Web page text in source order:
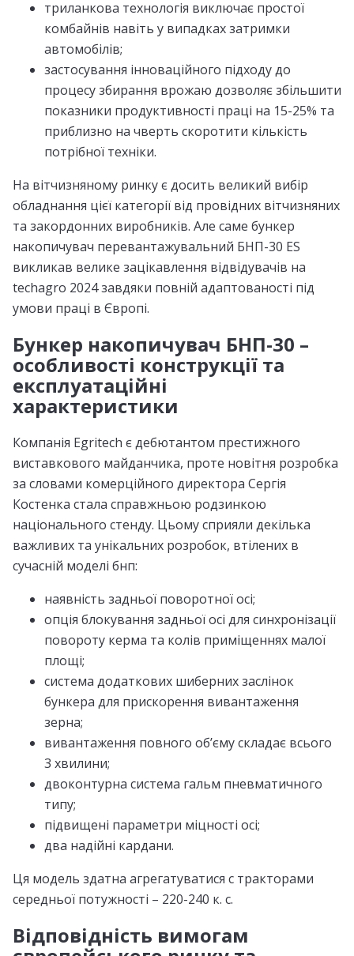
триланкова технологія виключає простої
комбайнів навіть у випадках затримки
автомобілів;
застосування інноваційного підходу до
процесу збирання врожаю дозволяє збільшити
показники продуктивності праці на 15-25% та
приблизно на чверть скоротити кількість
потрібної техніки.
На вітчизняному ринку є досить великий вибір
обладнання цієї категорії від провідних вітчизняних
та закордонних виробників. Але саме бункер
накопичувач перевантажувальний БНП-30 ES
викликав велике зацікавлення відвідувачів на
techagro 2024завдяки повній адаптованості під
умови праці в Європі.
Бункер накопичувач БНП-30 –
особливості конструкції та
експлуатаційні
характеристики
Компанія Egritech є дебютантом престижного
виставкового майданчика, проте новітня розробка
за словами комерційного директора Сергія
Костенка стала справжньою родзинкою
національного стенду. Цьому сприяли декілька
важливих та унікальних розробок, втілених в
сучасній моделі бнп:
наявність задньої поворотної осі;
опція блокування задньої осі для синхронізації
повороту керма та колів приміщеннях малої
площі;
система додаткових шиберних заслінок
бункера для прискорення вивантаження
зерна;
вивантаження повного об’єму складає всього
3 хвилини;
двоконтурна система гальм пневматичного
типу;
підвищені параметри міцності осі;
два надійні кардани.
Ця модель здатна агрегатуватися с тракторами
середньої потужності – 220-240 к. с.
Відповідність вимогам